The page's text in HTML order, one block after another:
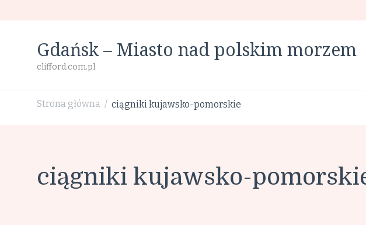
Gdańsk – Miasto nad polskim morzem
clifford.com.pl
Strona główna / ciągniki kujawsko-pomorskie
ciągniki kujawsko-